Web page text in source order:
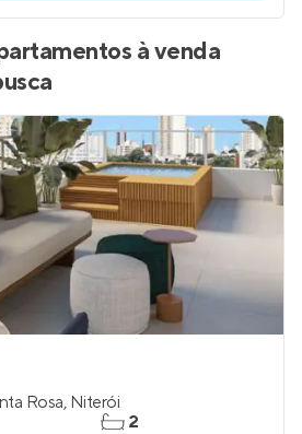
à venda
Rosa, Niterói
2